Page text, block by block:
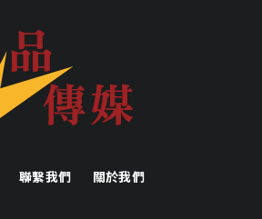
聯繫我們 關於我們